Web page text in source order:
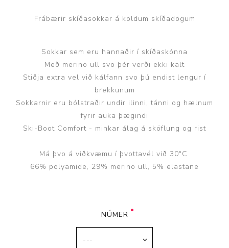
Frábærir skíðasokkar á köldum skíðadögum
Sokkar sem eru hannaðir í skíðaskónna
Með merino ull svo þér verði ekki kalt
Stiðja extra vel við kálfann svo þú endist lengur í
brekkunum
Sokkarnir eru bólstraðir undir ilinni, tánni og hælnum
fyrir auka þægindi
Ski-Boot Comfort - minkar álag á sköflung og rist
Má þvo á viðkvæmu í þvottavél við 30°C
66% polyamide, 29% merino ull, 5% elastane
NÚMER